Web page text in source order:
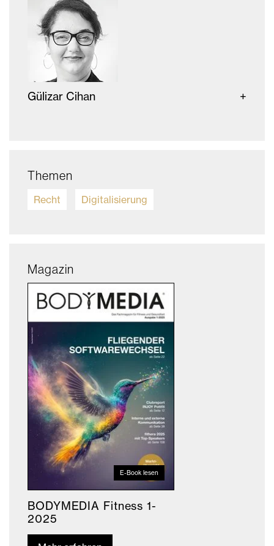
Gülizar Cihan
Themen
Recht Digitalisierung
Magazin
E-Book lesen
BODYMEDIA Fitness 1-
2025